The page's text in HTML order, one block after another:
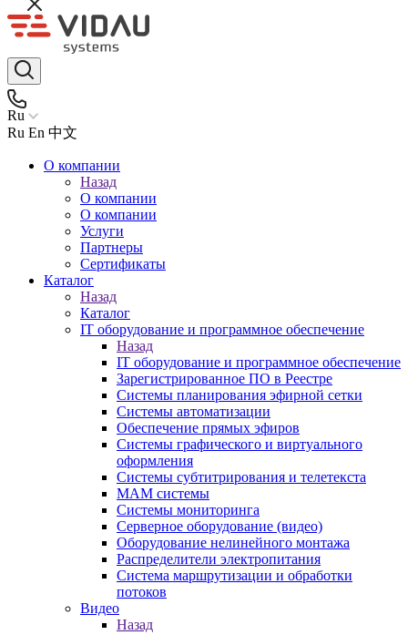
Ru
Ru En 中文
О компании
Назад
О компании
О компании
Услуги
Партнеры
Сертификаты
Каталог
Назад
Каталог
IT оборудование и программное обеспечение
Назад
IT оборудование и программное обеспечение
Зарегистрированное ПО в Реестре
Системы планирования эфирной сетки
Системы автоматизации
Обеспечение прямых эфиров
Системы графического и виртуального
оформления
Системы субтитрирования и телетекста
MAM системы
Системы мониторинга
Серверное оборудование (видео)
Оборудование нелинейного монтажа
Распределители электропитания
Система маршрутизации и обработки
потоков
Видео
Назад